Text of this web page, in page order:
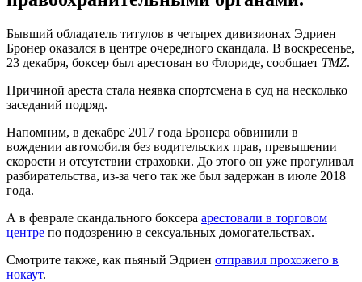
Бывший обладатель титулов в четырех дивизионах Эдриен
Бронер оказался в центре очередного скандала. В воскресенье,
23 декабря, боксер был арестован во Флориде, сообщает TMZ.
Причиной ареста стала неявка спортсмена в суд на несколько
заседаний подряд.
Напомним, в декабре 2017 года Бронера обвинили в
вождении автомобиля без водительских прав, превышении
скорости и отсутствии страховки. До этого он уже прогуливал
разбирательства, из-за чего так же был задержан в июле 2018
года.
А в феврале скандального боксера арестовали в торговом
центре по подозрению в сексуальных домогательствах.
Смотрите также, как пьяный Эдриен отправил прохожего в
нокаут.